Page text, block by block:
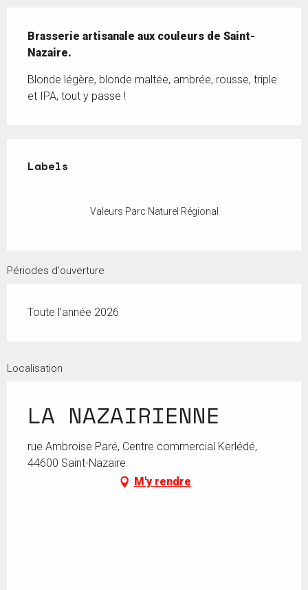
Brasserie artisanale aux couleurs de Saint-
Nazaire.
Blonde légère, blonde maltée, ambrée, rousse, triple
et IPA, tout y passe !
Labels
Labels
Valeurs Parc Naturel Régional
Périodes d'ouverture
Toute l'année 2026
Localisation
LA NAZAIRIENNE
rue Ambroise Paré, Centre commercial Kerlédé,
44600 Saint-Nazaire
M'y rendre